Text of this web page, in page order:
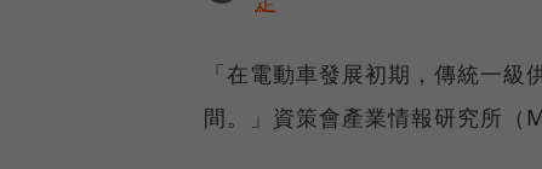
「在電動車發展初期，傳統一
間。」資策會產業情報研究所（